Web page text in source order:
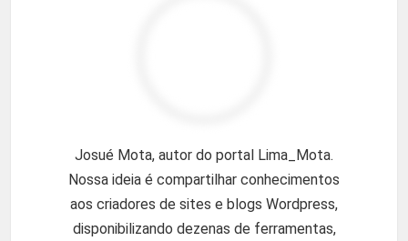
Josué Mota, autor do portal Lima_Mota.
Nossa ideia é compartilhar conhecimentos
aos criadores de sites e blogs Wordpress,
disponibilizando dezenas de ferramentas,